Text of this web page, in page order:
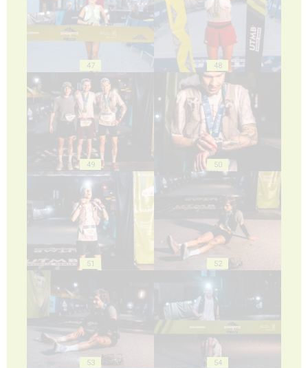
47 48
49 50
51 52
53 54